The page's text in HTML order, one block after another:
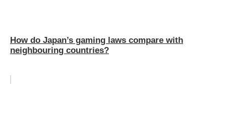
How do Japan’s gaming laws compare with
neighbouring countries?